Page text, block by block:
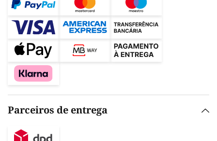
Parceiros de entrega